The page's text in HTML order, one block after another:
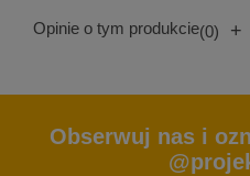
Opinie o tym produkcie(0) +
Obserwuj nas i